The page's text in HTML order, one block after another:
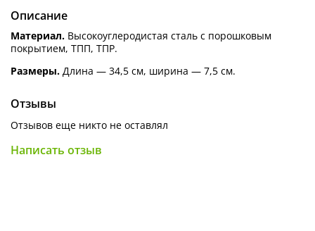
Описание
Материал. Высокоуглеродистая сталь с порошковым
покрытием, ТПП, ТПР.
Размеры. Длина — 34,5 см, ширина — 7,5 см.
Отзывы
Отзывов еще никто не оставлял
Написать отзыв